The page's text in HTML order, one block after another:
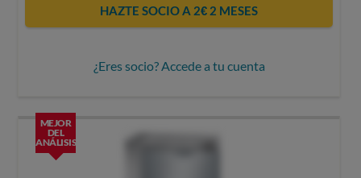
HAZTE SOCIO A 2€ 2 MESES
¿Eres socio? Accede a tu cuenta
MEJOR
DEL
ANÁLISIS